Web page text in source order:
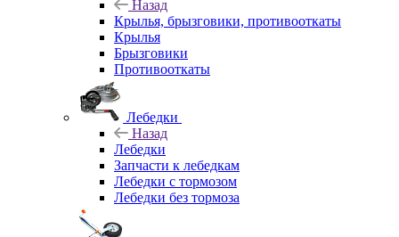
Назад
Крылья, брызговики, противооткаты
Крылья
Брызговики
Противооткаты
Лебедки
Назад
Лебедки
Запчасти к лебедкам
Лебедки с тормозом
Лебедки без тормоза